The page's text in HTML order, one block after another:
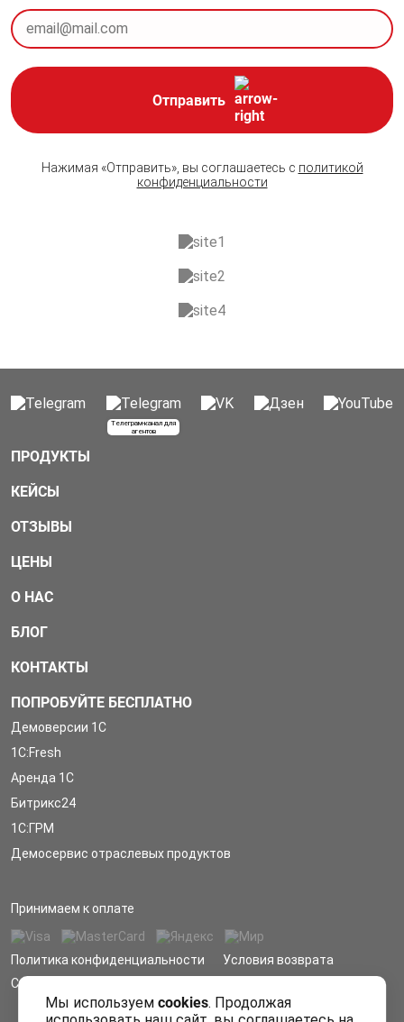
Отправить
Нажимая «Отправить», вы соглашаетесь с политикой
конфиденциальности
Телеграм-канал для
агентов
ПРОДУКТЫ
КЕЙСЫ
ОТЗЫВЫ
ЦЕНЫ
О НАС
БЛОГ
КОНТАКТЫ
ПОПРОБУЙТЕ БЕСПЛАТНО
Демоверсии 1С
1С:Fresh
Аренда 1С
Битрикс24
1С:ГРМ
Демосервис отраслевых продуктов
Принимаем к оплате
Политика конфиденциальности
Условия возврата
Сообщить об ошибке
Мы используемcookies. Продолжая